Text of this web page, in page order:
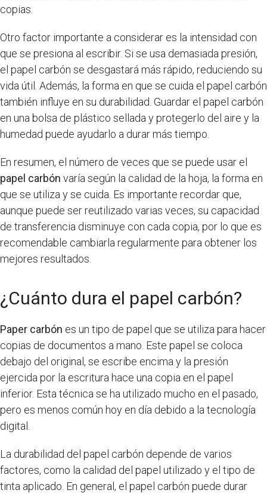
copias.
Otro factor importante a considerar es la intensidad con
que se presiona al escribir. Si se usa demasiada presión,
el papel carbón se desgastará más rápido, reduciendo su
vida útil. Además, la forma en que se cuida el papel carbón
también influye en su durabilidad. Guardar el papel carbón
en una bolsa de plástico sellada y protegerlo del aire y la
humedad puede ayudarlo a durar más tiempo.
En resumen, el número de veces que se puede usar el
papel carbón varía según la calidad de la hoja, la forma en
que se utiliza y se cuida. Es importante recordar que,
aunque puede ser reutilizado varias veces, su capacidad
de transferencia disminuye con cada copia, por lo que es
recomendable cambiarla regularmente para obtener los
mejores resultados.
¿Cuánto dura el papel carbón?
Paper carbón es un tipo de papel que se utiliza para hacer
copias de documentos a mano. Este papel se coloca
debajo del original, se escribe encima y la presión
ejercida por la escritura hace una copia en el papel
inferior. Esta técnica se ha utilizado mucho en el pasado,
pero es menos común hoy en día debido a la tecnología
digital.
La durabilidad del papel carbón depende de varios
factores, como la calidad del papel utilizado y el tipo de
tinta aplicado. En general, el papel carbón puede durar